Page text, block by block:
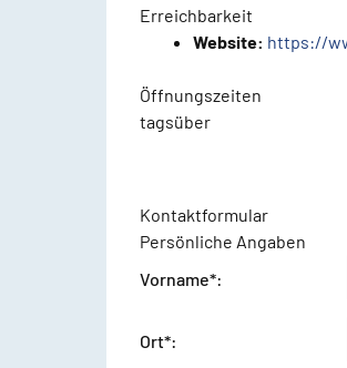
Erreichbarkeit
Website: https://
Öffnungszeiten
tagsüber
Kontaktformular
Persönliche Angaben
Vorname*:
Ort*: